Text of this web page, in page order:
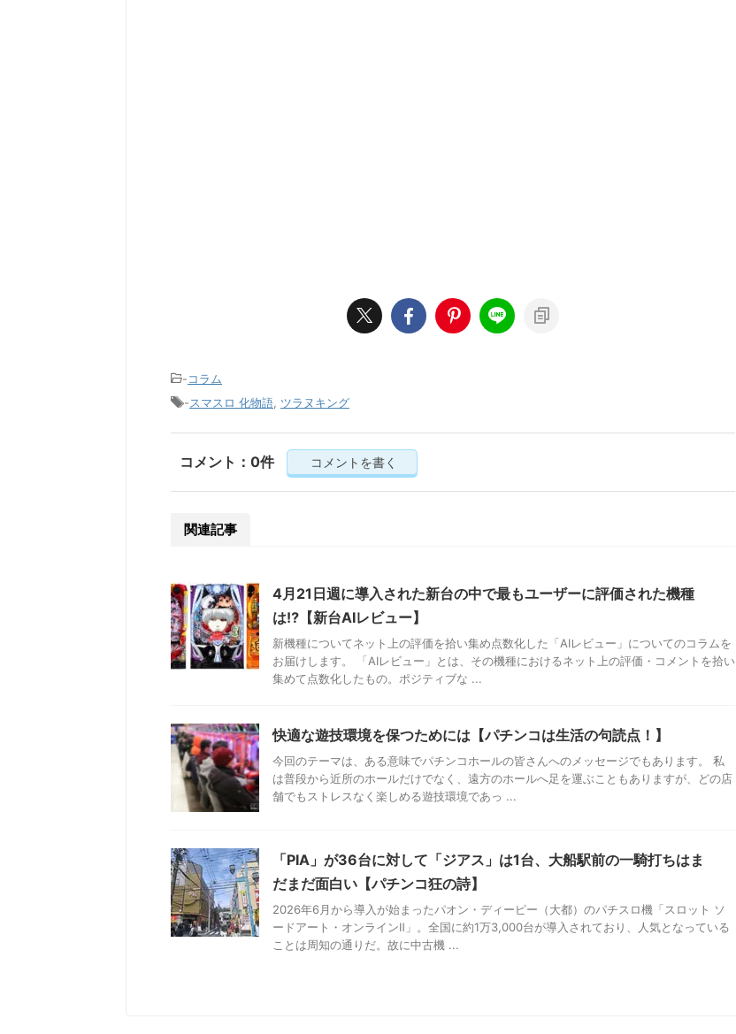
-コラム
-スマスロ 化物語, ツラヌキング
コメント：0件 コメントを書く
関連記事
4月21日週に導入された新台の中で最もユーザーに評価された機種
は⁉【新台AIレビュー】
新機種についてネット上の評価を拾い集め点数化した「AIレビュー」についてのコラムを
お届けします。 「AIレビュー」とは、その機種におけるネット上の評価・コメントを拾い
集めて点数化したもの。ポジティブな ...
快適な遊技環境を保つためには【パチンコは生活の句読点！】
今回のテーマは、ある意味でパチンコホールの皆さんへのメッセージでもあります。 私
は普段から近所のホールだけでなく、遠方のホールへ足を運ぶこともありますが、どの店
舗でもストレスなく楽しめる遊技環境であっ ...
「PIA」が36台に対して「ジアス」は1台、大船駅前の一騎打ちはま
だまだ面白い【パチンコ狂の詩】
2026年6月から導入が始まったパオン・ディーピー（大都）のパチスロ機「スロット ソ
ードアート・オンラインⅡ」。全国に約1万3,000台が導入されており、人気となっている
ことは周知の通りだ。故に中古機 ...